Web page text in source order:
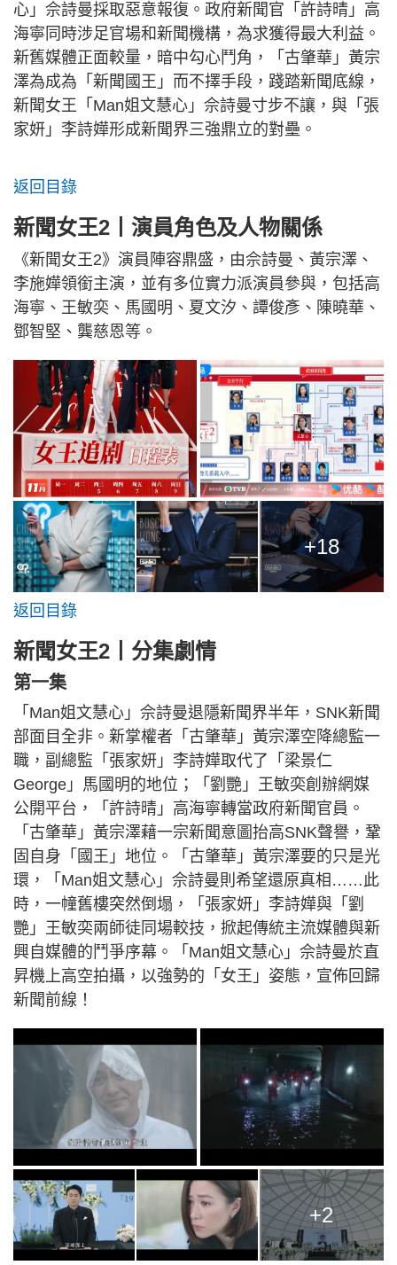
心」佘詩曼採取惡意報復。政府新聞官「許詩晴」高
海寧同時涉足官場和新聞機構，為求獲得最大利益。
新舊媒體正面較量，暗中勾心鬥角，「古肇華」黃宗
澤為成為「新聞國王」而不擇手段，踐踏新聞底線，
新聞女王「Man姐文慧心」佘詩曼寸步不讓，與「張
家妍」李詩嬅形成新聞界三強鼎立的對壘。
返回目錄
新聞女王2丨演員角色及人物關係
《新聞女王2》演員陣容鼎盛，由佘詩曼、黃宗澤、
李施嬅領銜主演，並有多位實力派演員參與，包括高
海寧、王敏奕、馬國明、夏文汐、譚俊彥、陳曉華、
鄧智堅、龔慈恩等。
+18
返回目錄
新聞女王2丨分集劇情
第一集
「Man姐文慧心」佘詩曼退隱新聞界半年，SNK新聞
部面目全非。新掌權者「古肇華」黃宗澤空降總監一
職，副總監「張家妍」李詩嬅取代了「梁景仁
George」馬國明的地位；「劉艷」王敏奕創辦網媒
公開平台，「許詩晴」高海寧轉當政府新聞官員。
「古肇華」黃宗澤藉一宗新聞意圖抬高SNK聲譽，鞏
固自身「國王」地位。「古肇華」黃宗澤要的只是光
環，「Man姐文慧心」佘詩曼則希望還原真相……此
時，一幢舊樓突然倒塌，「張家妍」李詩嬅與「劉
艷」王敏奕兩師徒同場較技，掀起傳統主流媒體與新
興自媒體的鬥爭序幕。「Man姐文慧心」佘詩曼於直
昇機上高空拍攝，以強勢的「女王」姿態，宣佈回歸
新聞前線！
+2